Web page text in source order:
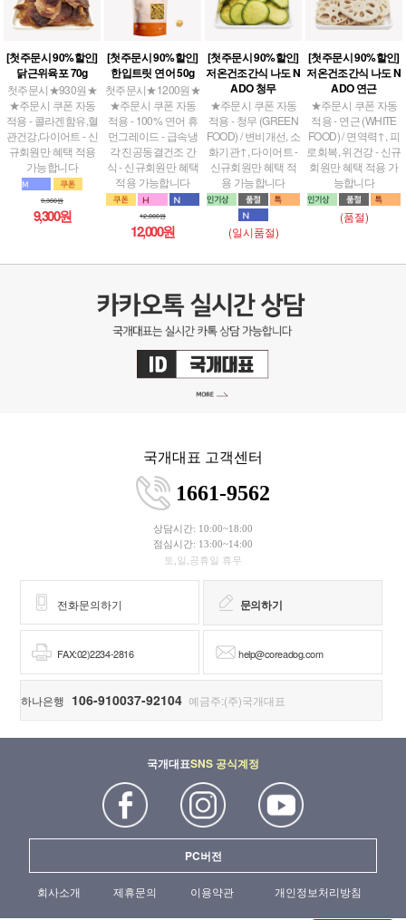
[첫주문시 90%할인]
닭근위육포 70g
첫주문시★930원★
★주문시 쿠폰 자동
적용 - 콜라겐함유,혈
관건강,다이어트 - 신
규회원만 혜택 적용
가능합니다
9,300원
9,300원
[첫주문시 90%할인]
한입트릿 연어 50g
첫주문시★1200원★
★주문시 쿠폰 자동
적용 - 100% 연어 휴
먼그레이드 - 급속냉
각 진공동결건조 간
식 - 신규회원만 혜택
적용 가능합니다
12,000원
12,000원
[첫주문시 90%할인]
저온건조간식 나도 N
ADO 청무
★주문시 쿠폰 자동
적용 - 청무 (GREEN
FOOD) / 변비개선, 소
화기관↑, 다이어트 -
신규회원만 혜택 적
용 가능합니다
(일시품절)
[첫주문시 90%할인]
저온건조간식 나도 N
ADO 연근
★주문시 쿠폰 자동
적용 - 연근 (WHITE
FOOD) / 면역력↑, 피
로회복, 위건강 - 신규
회원만 혜택 적용 가
능합니다
(품절)
국개대표 고객센터
1661-9562
상담시간: 10:00~18:00
점심시간: 13:00~14:00
토,일,공휴일 휴무
전화문의하기 문의하기
FAX:02)2234-2816 help@coreadog.com
하나은행 106-910037-92104 예금주:(주)국개대표
국개대표SNS 공식계정
PC버전
회사소개 제휴문의 이용약관 개인정보처리방침